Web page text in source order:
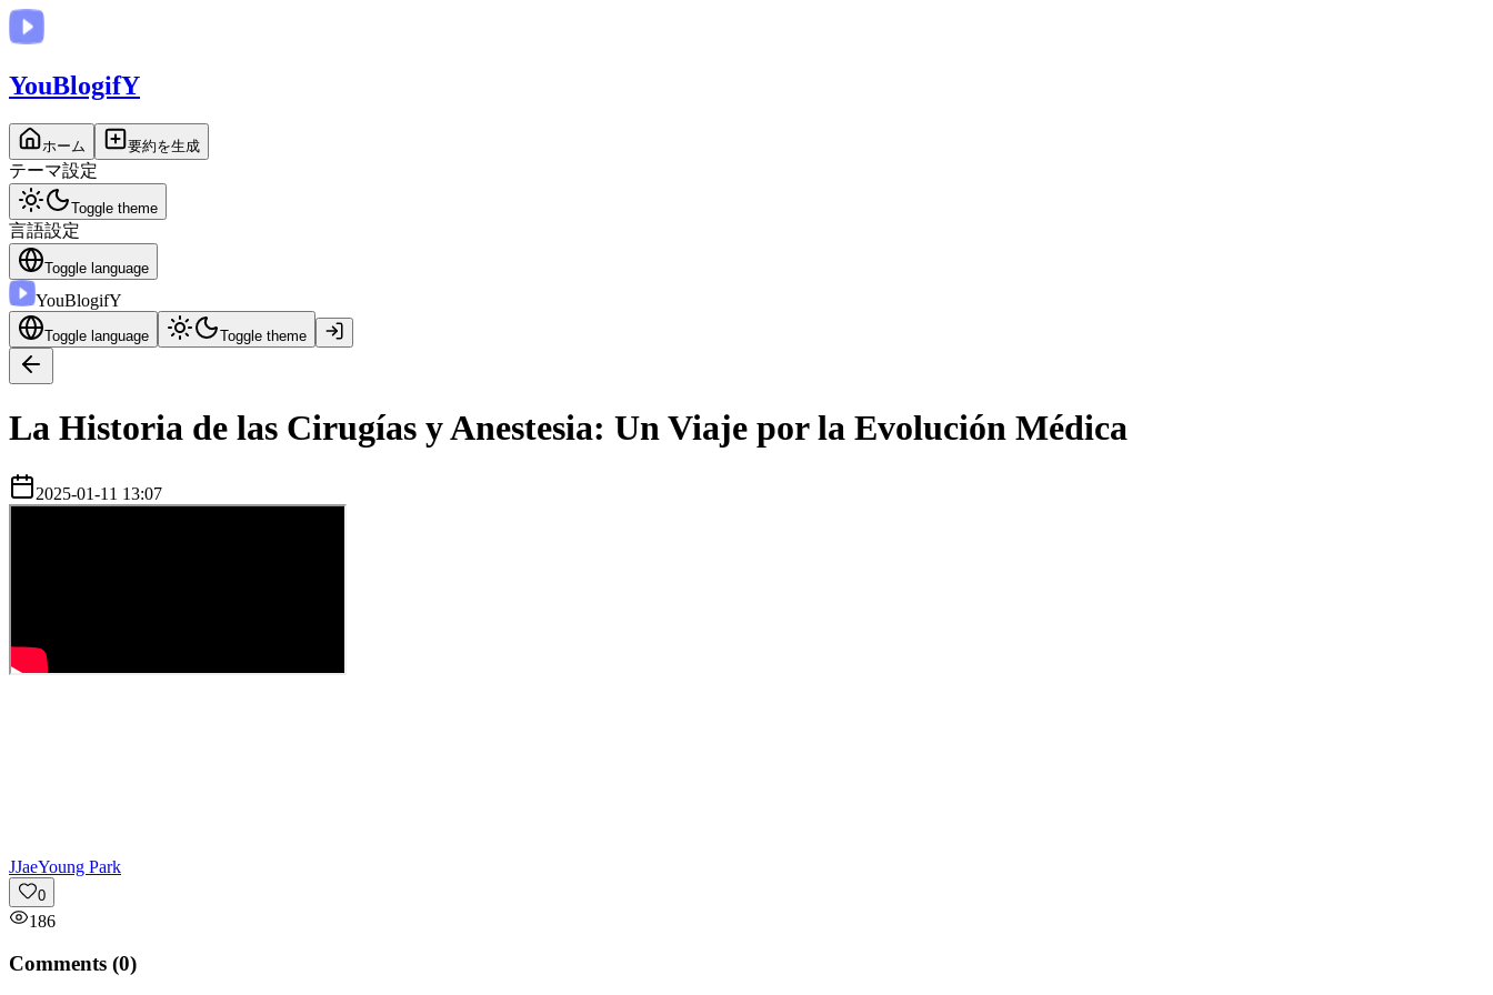
YouBlogifY
ホーム 要約を生成
テーマ設定
Toggle theme
言語設定
Toggle language
YouBlogifY
Toggle language Toggle theme
La Historia de las Cirugías y Anestesia: Un Viaje por la Evolución Médica
2025-01-11 13:07
JJaeYoung Park
0
186
Comments (0)